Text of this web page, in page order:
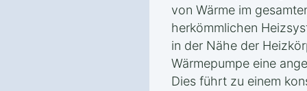
von Wärme im
herkömmlichen
in der Nähe der
Wärmepumpe eine
Dies führt zu einem